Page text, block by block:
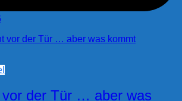
der Tür … aber was